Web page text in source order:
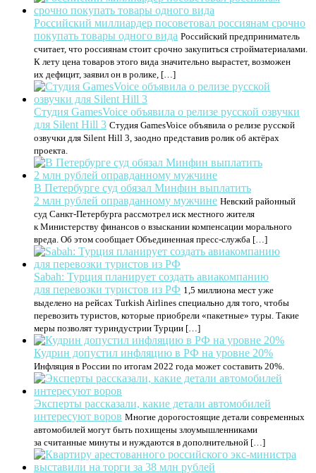
Российский миллиардер посоветовал россиянам срочно
покупать товары одного вида Российский предприниматель
считает, что россиянам стоит срочно закупиться стройматериалами.
К лету цена товаров этого вида значительно вырастет, возможен
их дефицит, заявил он в ролике, […]
Студия GamesVoice объявила о релизе русской озвучки
для Silent Hill 3 Студия GamesVoice объявила о релизе русской
озвучки для Silent Hill 3, заодно представив ролик об актёрах
проекта.
В Петербурге суд обязал Минфин выплатить
2 млн рублей оправданному мужчине Невский районный
суд Санкт-Петербурга рассмотрел иск местного жителя
к Министерству финансов о взыскании компенсации морального
вреда. Об этом сообщает Объединенная пресс-служба […]
Sabah: Турция планирует создать авиакомпанию
для перевозки туристов из РФ 1,5 миллиона мест уже
выделено на рейсах Turkish Airlines специально для того, чтобы
перевозить туристов, которые приобрели «пакетные» туры. Такие
меры позволят туриндустрии Турции […]
Кудрин допустил инфляцию в РФ на уровне 20%
Инфляция в России по итогам 2022 года может составить 20%.
Эксперты рассказали, какие детали автомобилей
интересуют воров Многие дорогостоящие детали современных
автомобилей могут быть похищены злоумышленниками
за считанные минуты и нуждаются в дополнительной […]